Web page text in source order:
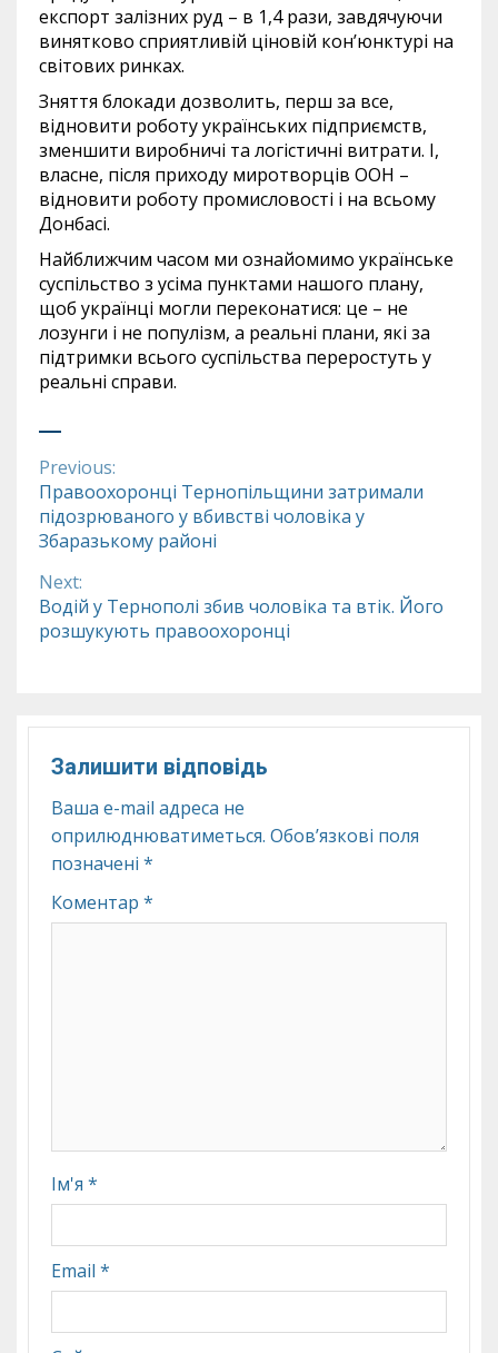
експорт залізних руд – в 1,4 рази, завдячуючи
винятково сприятливій ціновій кон’юнктурі на
світових ринках.
Зняття блокади дозволить, перш за все,
відновити роботу українських підприємств,
зменшити виробничі та логістичні витрати. І,
власне, після приходу миротворців ООН –
відновити роботу промисловості і на всьому
Донбасі.
Найближчим часом ми ознайомимо українське
суспільство з усіма пунктами нашого плану,
щоб українці могли переконатися: це – не
лозунги і не популізм, а реальні плани, які за
підтримки всього суспільства переростуть у
реальні справи.
Continue
Reading
Previous:
Правоохоронці Тернопільщини затримали
підозрюваного у вбивстві чоловіка у
Збаразькому районі
Next:
Водій у Тернополі збив чоловіка та втік. Його
розшукують правоохоронці
Залишити відповідь
Ваша e-mail адреса не
оприлюднюватиметься. Обов’язкові поля
позначені *
Коментар *
Ім'я *
Email *